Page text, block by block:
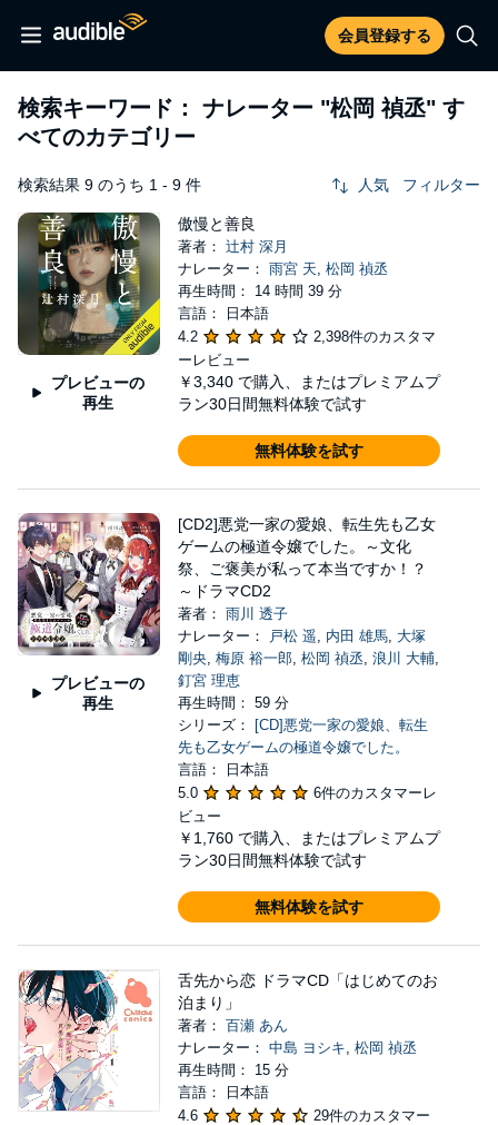
会員登録する
検索キーワード： ナレーター "松岡 禎丞" す
べてのカテゴリー
検索結果 9 のうち 1 - 9 件 人気 フィルター
プレビューの
再生
傲慢と善良
著者： 辻村 深月
ナレーター： 雨宮 天, 松岡 禎丞
再生時間： 14 時間 39 分
言語： 日本語
4.2
2,398件のカスタマ
ーレビュー
￥3,340 で購入、またはプレミアムプ
ラン30日間無料体験で試す
無料体験を試す
プレビューの
再生
[CD2]悪党一家の愛娘、転生先も乙女
ゲームの極道令嬢でした。～文化
祭、ご褒美が私って本当ですか！？
～ドラマCD2
著者： 雨川 透子
ナレーター：
戸松 遥, 内田 雄馬, 大塚
剛央, 梅原 裕一郎, 松岡 禎丞, 浪川 大輔,
釘宮 理恵
再生時間： 59 分
シリーズ：
[CD]悪党一家の愛娘、転生
先も乙女ゲームの極道令嬢でした。
言語： 日本語
5.0
6件のカスタマーレ
ビュー
￥1,760 で購入、またはプレミアムプ
ラン30日間無料体験で試す
無料体験を試す
舌先から恋 ドラマCD「はじめてのお
泊まり」
著者： 百瀬 あん
ナレーター： 中島 ヨシキ, 松岡 禎丞
再生時間： 15 分
言語： 日本語
4.6
29件のカスタマー